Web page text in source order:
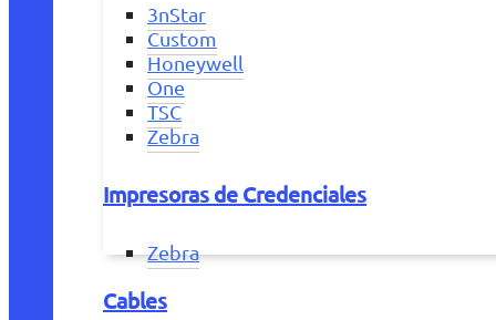
3nStar
Custom
Honeywell
One
TSC
Zebra
Impresoras de Credenciales
Zebra
Cables